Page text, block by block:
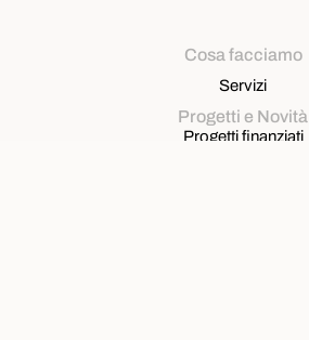
Cosa facciamo
Servizi
Progetti e Novità
Progetti finanziati